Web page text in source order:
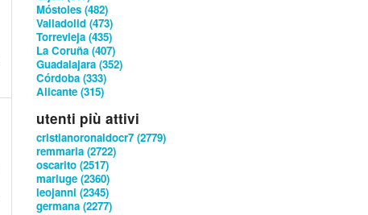
Móstoles (482)
Valladolid (473)
Torrevieja (435)
La Coruña (407)
Guadalajara (352)
Córdoba (333)
Alicante (315)
utenti più attivi
cristianoronaldocr7 (2779)
remmaria (2722)
oscarito (2517)
mariuge (2360)
leojanni (2345)
germana (2277)